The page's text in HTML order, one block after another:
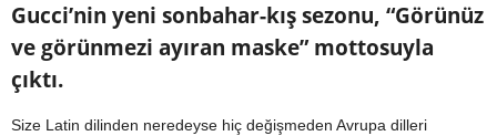
Gucci’nin yeni sonbahar-kış sezonu, “Görünüz
ve görünmezi ayıran maske” mottosuyla
çıktı.
Size Latin dilinden neredeyse hiç değişmeden Avrupa dilleri